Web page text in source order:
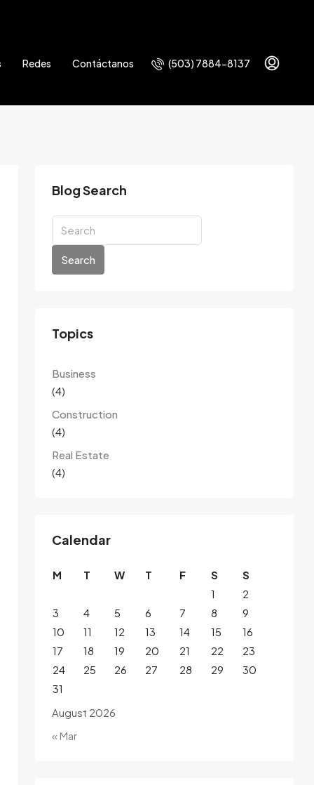
Redes Contáctanos (503) 7884-8137
Blog Search
Search
Topics
Business
(4)
Construction
(4)
Real Estate
(4)
Calendar
August 2026
M T W T F S
S
1
2
3
4 5 6 7 8
9
10
11 12 13 14 15
16
17
18 19 20 21 22
23
24
25 26 27 28 29
30
31
« Mar